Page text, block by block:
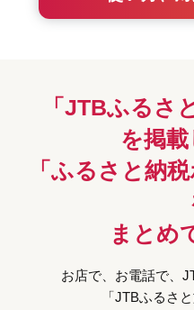
「JTBふるさ
を掲
「ふるさと納
まとめ
お店で、お電話で、
「JTBふるさ